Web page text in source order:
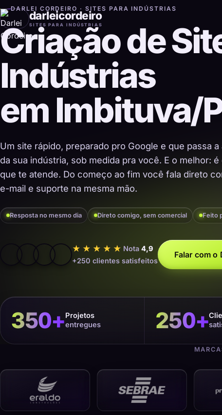
darleicordeiro
SITES PARA INDÚSTRIAS
DARLEI CORDEIRO · SITES PARA INDÚSTRIAS
Criação de
Indústrias
em Imbituva/
Um site rápido, preparado pro Google e que passa a
da sua indústria, sob medida pra você. E o melhor:
que te atende. Do começo ao fim você fala direto
e-mail e suporte na mesma mão.
Resposta no mesmo dia Direto comigo, sem comercial Feito
★★★★★ Nota 4,9
+250 clientes satisfeitos
Falar com o
350+Projetos
entregues
250+